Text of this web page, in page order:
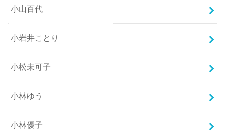
小山百代
小岩井ことり
小松未可子
小林ゆう
小林優子